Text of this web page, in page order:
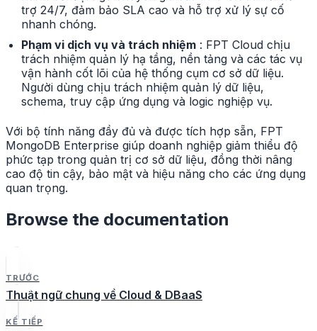
trợ 24/7, đảm bảo SLA cao và hỗ trợ xử lý sự cố
nhanh chóng.
Phạm vi dịch vụ và trách nhiệm: FPT Cloud chịu
trách nhiệm quản lý hạ tầng, nền tảng và các tác vụ
vận hành cốt lõi của hệ thống cụm cơ sở dữ liệu.
Người dùng chịu trách nhiệm quản lý dữ liệu,
schema, truy cập ứng dụng và logic nghiệp vụ.
Với bộ tính năng đầy đủ và được tích hợp sẵn, FPT
MongoDB Enterprise giúp doanh nghiệp giảm thiểu độ
phức tạp trong quản trị cơ sở dữ liệu, đồng thời nâng
cao độ tin cậy, bảo mật và hiệu năng cho các ứng dụng
quan trọng.
Browse the documentation
TRƯỚC
Thuật ngữ chung về Cloud & DBaaS
KẾ TIẾP